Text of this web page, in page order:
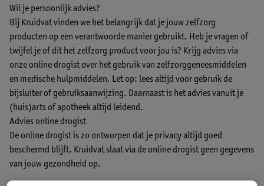
Wil je persoonlijk advies?
Bij Kruidvat vinden we het belangrijk dat je jouw zelfzorg
producten op een verantwoorde manier gebruikt. Heb je vragen of
twijfel je of dit het zelfzorg product voor jou is? Krijg advies via
onze online drogist over het gebruik van zelfzorggeneesmiddelen
en medische hulpmiddelen. Let op: lees altijd voor gebruik de
bijsluiter of gebruiksaanwijzing. Daarnaast is het advies vanuit je
(huis)arts of apotheek altijd leidend.
Advies online drogist
De online drogist is zo ontworpen dat je privacy altijd goed
beschermd blijft. Kruidvat slaat via de online drogist geen gegevens
van jouw gezondheid op.